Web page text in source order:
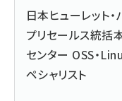
日本ヒューレット
プリセールス統括
センター OSS・
ペシャリスト